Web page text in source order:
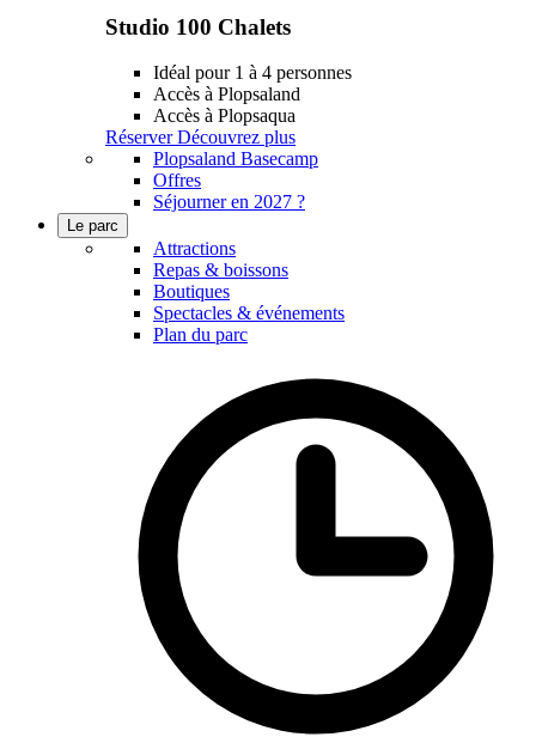
Studio 100 Chalets
Idéal pour 1 à 4 personnes
Accès à Plopsaland
Accès à Plopsaqua
Réserver Découvrez plus
Plopsaland Basecamp
Offres
Séjourner en 2027 ?
Le parc
Attractions
Repas & boissons
Boutiques
Spectacles & événements
Plan du parc